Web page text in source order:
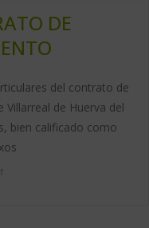
DE
del contrato de
de Huerva del
bien calificado como